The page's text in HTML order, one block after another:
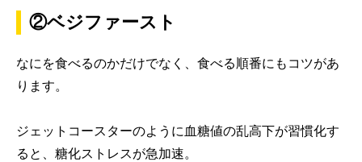
②ベジファースト
なにを食べるのかだけでなく、食べる順番にもコツがあ
ります。
ジェットコースターのように血糖値の乱高下が習慣化す
ると、糖化ストレスが急加速。